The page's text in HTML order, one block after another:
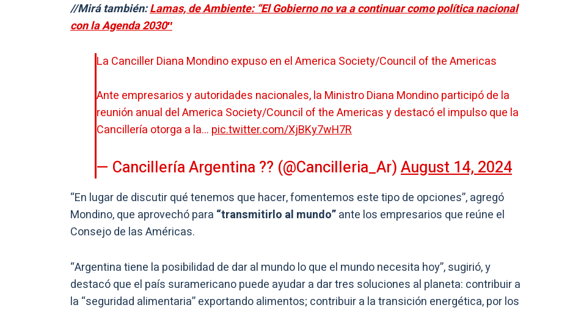
//Mirá también:Lamas, de Ambiente: “El Gobierno no va a continuar como política nacional
con la Agenda 2030″
La Canciller Diana Mondino expuso en el America Society/Council of the Americas
Ante empresarios y autoridades nacionales, la Ministro Diana Mondino participó de la
reunión anual del America Society/Council of the Americas y destacó el impulso que la
Cancillería otorga a la… pic.twitter.com/XjBKy7wH7R
— Cancillería Argentina ?? (@Cancilleria_Ar)August 14, 2024
“En lugar de discutir qué tenemos que hacer, fomentemos este tipo de opciones”, agregó
Mondino, que aprovechó para “transmitirlo al mundo”ante los empresarios que reúne el
Consejo de las Américas.
“Argentina tiene la posibilidad de dar al mundo lo que el mundo necesita hoy”, sugirió, y
destacó que el país suramericano puede ayudar a dar tres soluciones al planeta: contribuir a
la “seguridad alimentaria” exportando alimentos; contribuir a la transición energética, por los